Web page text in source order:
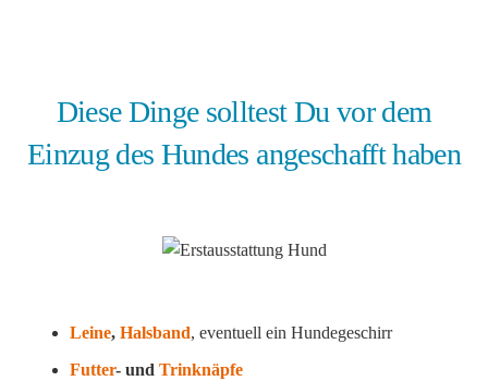
Diese Dinge solltest Du vor dem
Einzug des Hundes angeschafft haben
Leine, Halsband, eventuell ein Hundegeschirr
Futter- und Trinknäpfe